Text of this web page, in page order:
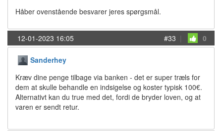
Håber ovenstående besvarer jeres spørgsmål.
12-01-2023 16:05 #33 | 0
Sanderhey
Kræv dine penge tilbage via banken - det er super træls for
dem at skulle behandle en indsigelse og koster typisk 100€.
Alternativt kan du true med det, fordi de bryder loven, og at
varen er sendt retur.